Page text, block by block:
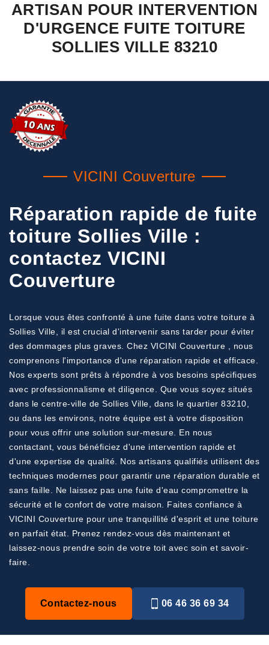
ARTISAN POUR INTERVENTION
D'URGENCE FUITE TOITURE
SOLLIES VILLE 83210
VICINI Couverture
Réparation rapide de fuite
toiture Sollies Ville :
contactez VICINI
Couverture
Lorsque vous êtes confronté à une fuite dans votre toiture à
Sollies Ville, il est crucial d'intervenir sans tarder pour éviter
des dommages plus graves. Chez VICINI Couverture , nous
comprenons l'importance d'une réparation rapide et efficace.
Nos experts sont prêts à répondre à vos besoins spécifiques
avec professionnalisme et diligence. Que vous soyez situés
dans le centre-ville de Sollies Ville, dans le quartier 83210,
ou dans les environs, notre équipe est à votre disposition
pour vous offrir une solution sur-mesure. En nous
contactant, vous bénéficiez d'une intervention rapide et
d'une expertise de qualité. Nos artisans qualifiés utilisent des
techniques modernes pour garantir une réparation durable et
sans faille. Ne laissez pas une fuite d'eau compromettre la
sécurité et le confort de votre maison. Faites confiance à
VICINI Couverture pour une tranquillité d'esprit et une toiture
en parfait état. Prenez rendez-vous dès maintenant et
laissez-nous prendre soin de votre toit avec soin et savoir-
faire.
Contactez-nous 06 46 36 69 34